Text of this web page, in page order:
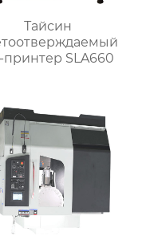
Тайсин
принтер SLA660